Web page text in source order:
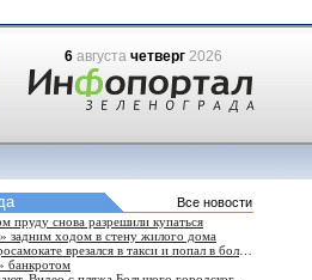
6 августачетверг 2026